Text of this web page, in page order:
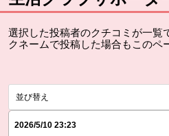
選択した投稿者のクチコミが一覧
クネームで投稿した場合もこのペ
並び替え
2026/5/10 23:23